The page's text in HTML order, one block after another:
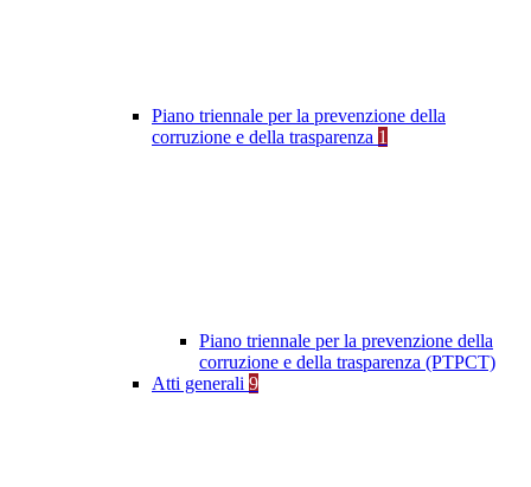
Piano triennale per la prevenzione della
corruzione e della trasparenza 1
Piano triennale per la prevenzione della
corruzione e della trasparenza (PTPCT)
Atti generali 9